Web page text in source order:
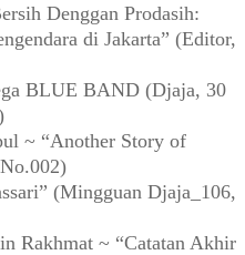
Denggan Prodasih:
di Jakarta” (Editor,
BLUE BAND (Djaja, 30
~ “Another Story of
(Mingguan Djaja_106,
Rakhmat ~ “Catatan Akhir